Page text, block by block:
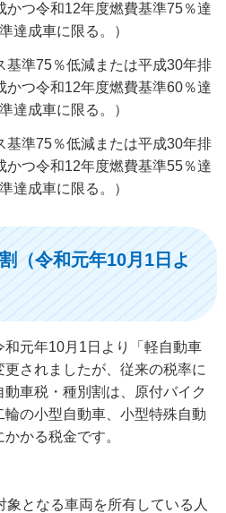
かつ令和12年度燃費基準75％達
達成車に限る。）
基準75％低減または平成30年排
かつ令和12年度燃費基準60％達
達成車に限る。）
基準75％低減または平成30年排
かつ令和12年度燃費基準55％達
達成車に限る。）
（令和元年10月1日よ
元年10月1日より「軽自動車
されましたが、従来の税率に
車税・種別割は、原付バイク
輪の小型自動車、小型特殊自動
かる税金です。
となる車両を所有している人